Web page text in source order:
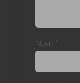
Navn *